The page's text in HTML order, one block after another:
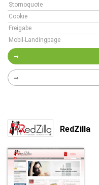
Stornoquote
Cookie
Freigabe
Mobil-Landingpage
RedZilla